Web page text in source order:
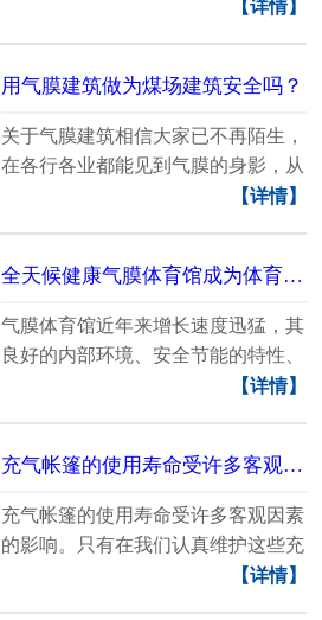
【详情】
用气膜建筑做为煤场建筑安全吗？
关于气膜建筑相信大家已不再陌生，
在各行各业都能见到气膜的身影，从
【详情】
全天候健康气膜体育馆成为体育场馆建设的先行军
气膜体育馆近年来增长速度迅猛，其
良好的内部环境、安全节能的特性、
【详情】
充气帐篷的使用寿命受许多客观因素的影响
充气帐篷的使用寿命受许多客观因素
的影响。只有在我们认真维护这些充
【详情】